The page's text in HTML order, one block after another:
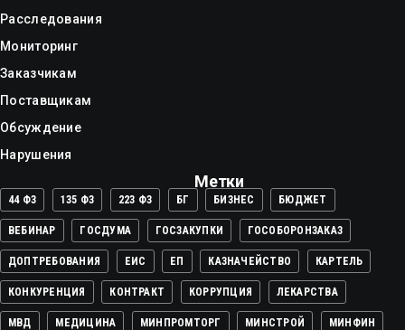
Расследования
Мониторинг
Заказчикам
Поставщикам
Обсуждение
Нарушения
Метки
44 ФЗ 135 ФЗ 223 ФЗ БГ БИЗНЕС БЮДЖЕТ
ВЕБИНАР ГОСДУМА ГОСЗАКУПКИ ГОСОБОРОНЗАКАЗ
ДОПТРЕБОВАНИЯ ЕИС ЕП КАЗНАЧЕЙСТВО КАРТЕЛЬ
КОНКУРЕНЦИЯ КОНТРАКТ КОРРУПЦИЯ ЛЕКАРСТВА
МВД МЕДИЦИНА МИНПРОМТОРГ МИНСТРОЙ МИНФИН